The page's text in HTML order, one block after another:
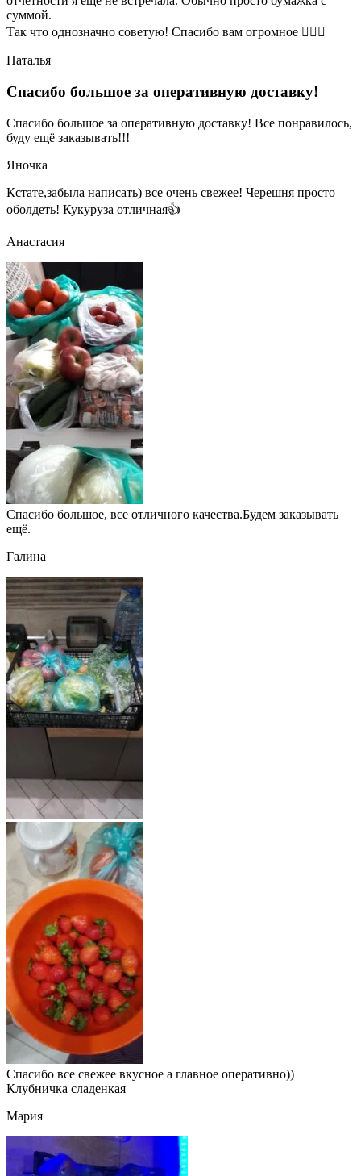
суммой.
Так что однозначно советую! Спасибо вам огромное 👍🏼🌺
Наталья
Спасибо большое за оперативную доставку!
Спасибо большое за оперативную доставку! Все понравилось,
буду ещё заказывать!!!
Яночка
Кстате,забыла написать) все очень свежее! Черешня просто
оболдеть! Кукуруза отличная👍
Анастасия
Спасибо большое, все отличного качества.Будем заказывать
ещё.
Галина
Спасибо все свежее вкусное а главное оперативно))
Клубничка сладенкая
Мария